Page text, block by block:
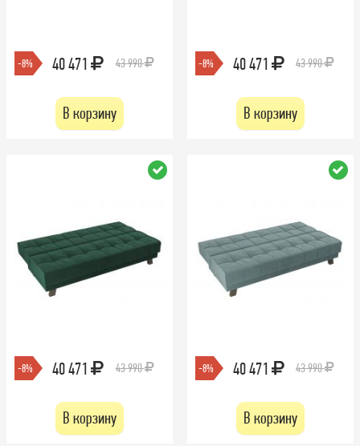
-8% 40 471 43 990
В корзину
-8% 40 471 43 990
В корзину
-8% 40 471 43 990
В корзину
-8% 40 471 43 990
В корзину